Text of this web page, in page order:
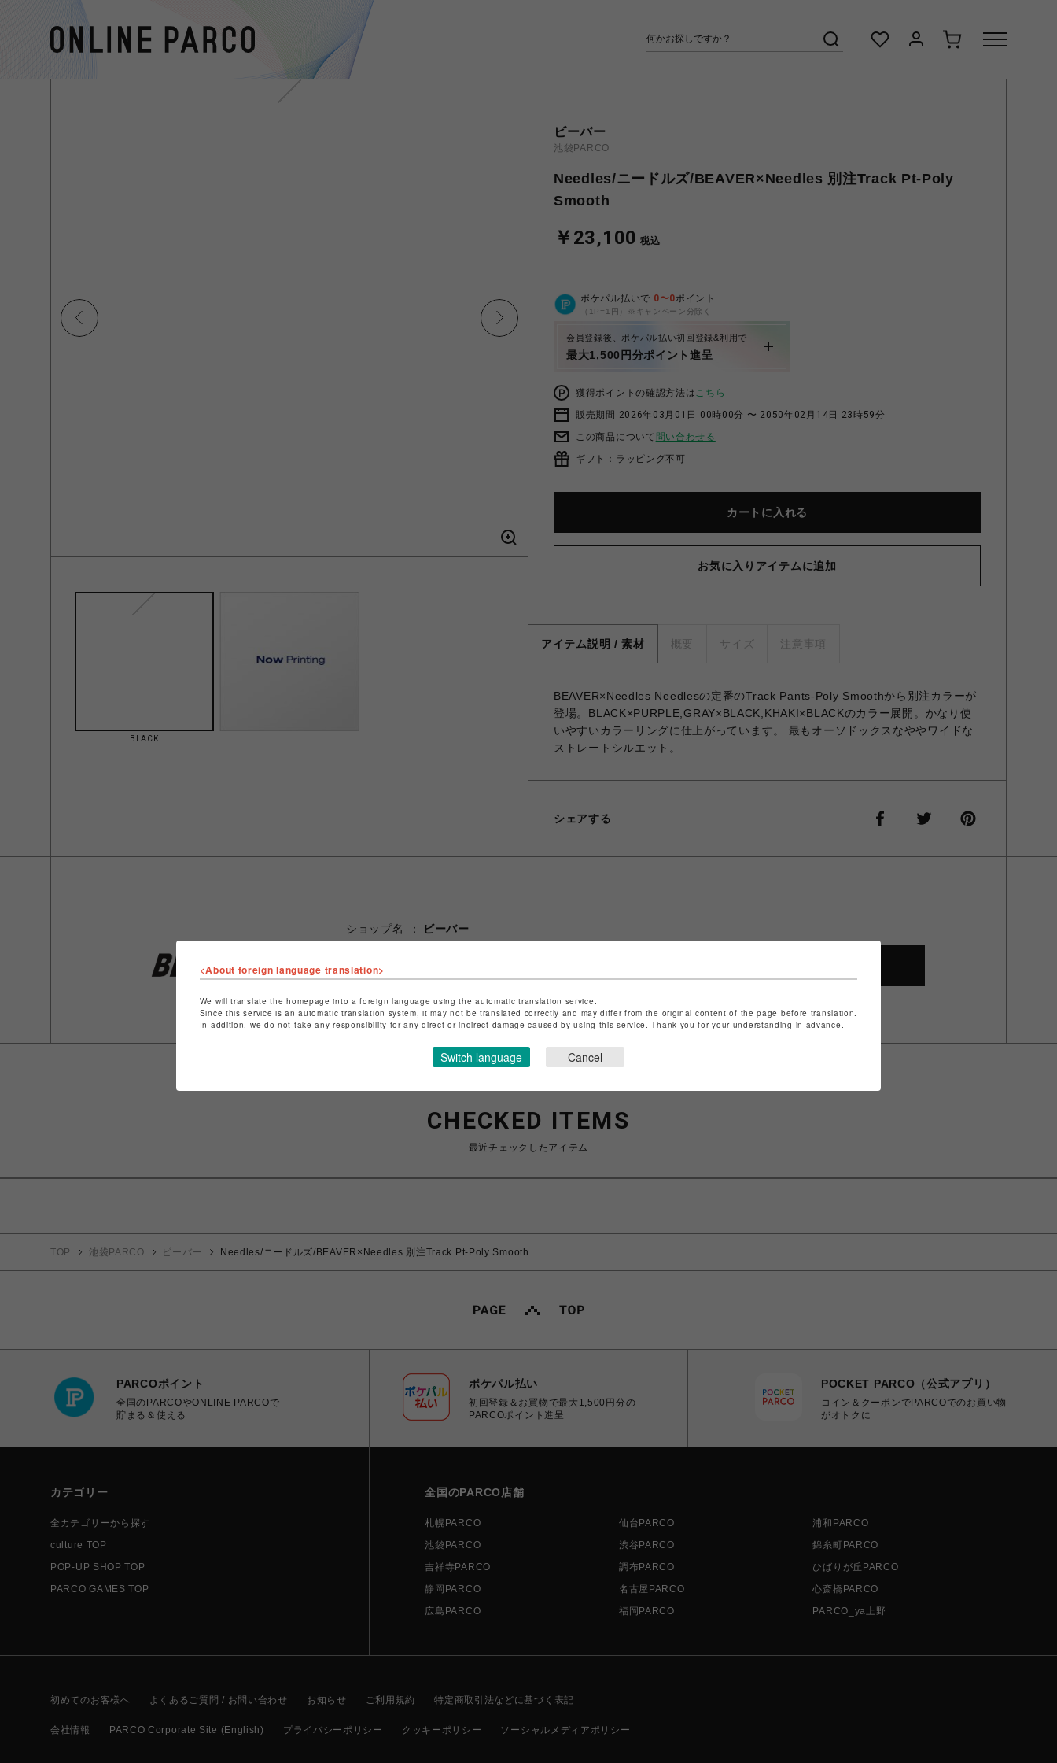
BLACK
ビーバー
池袋PARCO
Needles/ニードルズ/BEAVER×Needles 別注Track Pt-Poly
Smooth
￥23,100 税込
ポケパル払いで 0〜0ポイント
（1P=1円）※キャンペーン分除く
会員登録後、ポケパル払い初回登録&利用で
最大1,500円分ポイント進呈
獲得ポイントの確認方法はこちら
販売期間 2026年03月01日 00時00分 〜 2050年02月14日 23時59分
この商品について 問い合わせる
ギフト：ラッピング不可
カートに入れる
お気に入りアイテムに追加
アイテム説明 / 素材 概要 サイズ 注意事項
BEAVER×Needles Needlesの定番のTrack Pants-Poly Smoothから別注カラーが
登場。BLACK×PURPLE,GRAY×BLACK,KHAKI×BLACKのカラー展開。かなり使
いやすいカラーリングに仕上がっています。 最もオーソドックスなややワイドな
ストレートシルエット。
シェアする
ショップ名
ビーバー
特定商取引法など法令に基づく表記はこちら
ショップお問い合わせは こちら
CHECKED ITEMS
最近チェックしたアイテム
TOP 池袋PARCO ビーバー Needles/ニードルズ/BEAVER×Needles 別注Track Pt-Poly Smooth
PARCOポイント
全国のPARCOやONLINE PARCOで
貯まる＆使える
ポケパル払い
初回登録＆お買物で最大1,500円分の
PARCOポイント進呈
POCKET PARCO（公式アプリ）
コイン＆クーポンでPARCOでのお買い物
がオトクに
カテゴリー
全カテゴリーから探す
culture TOP
POP-UP SHOP TOP
PARCO GAMES TOP
全国のPARCO店舗
札幌PARCO 仙台PARCO
浦和PARCO
池袋PARCO
渋谷PARCO
錦糸町PARCO
吉祥寺PARCO
調布PARCO
ひばりが丘PARCO
静岡PARCO
名古屋PARCO
心斎橋PARCO
広島PARCO
福岡PARCO PARCO_ya上野
初めてのお客様へ よくあるご質問 / お問い合わせ お知らせ ご利用規約 特定商取引法などに基づく表記
会社情報 PARCO Corporate Site (English) プライバシーポリシー クッキーポリシー ソーシャルメディアポリシー
<About foreign language translation>
We will translate the homepage into a foreign language using the automatic translation service.
Since this service is an automatic translation system, it may not be translated correctly and may differ from the original content of the page before translation.
In addition, we do not take any responsibility for any direct or indirect damage caused by using this service. Thank you for your understanding in advance.
Switch language Cancel